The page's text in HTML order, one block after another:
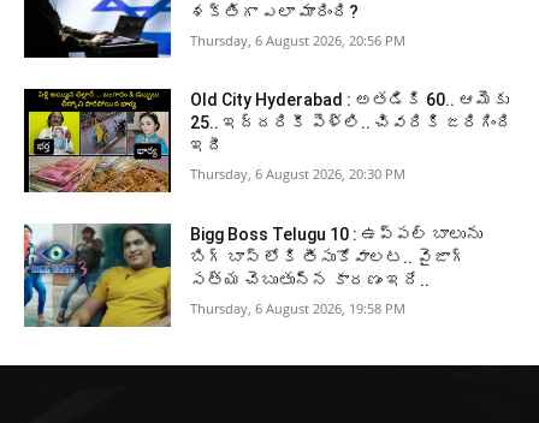
శక్తిగా ఎలా మారింది?
Thursday, 6 August 2026, 20:56 PM
Old City Hyderabad : అతడికి 60.. ఆమెకు
25.. ఇద్దరికీ పెళ్లి.. చివరికి జరిగింది
ఇదీ
Thursday, 6 August 2026, 20:30 PM
Bigg Boss Telugu 10 : ఉప్పల్ బాలును
బిగ్ బాస్ లోకి తీసుకోవాలట.. వైజాగ్
సత్య చెబుతున్న కారణం ఇదే..
Thursday, 6 August 2026, 19:58 PM